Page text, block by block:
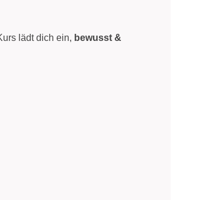
lädt dich ein, bewusst &